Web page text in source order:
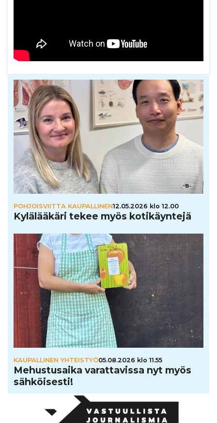
POHJOISVIITTA KAUPALLINEN12.05.2026 klo 12.00
Kylä­lää­käri tekee myös koti­käyn­tejä
KAUPALLINEN YHTEISTYÖ05.08.2026 klo 11.55
Mehus­tu­saika varat­ta­vissa nyt myös
säh­köi­sesti!